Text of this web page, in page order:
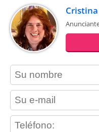
contact_name
contact_email
contact_phone